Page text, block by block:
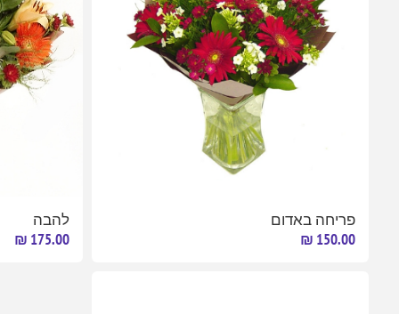
פריחה באדום
150.00 ₪
להבה
175.00 ₪